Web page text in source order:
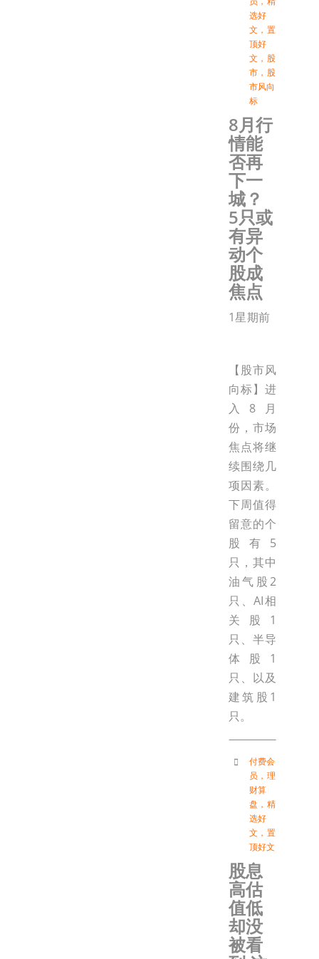
选好
文 ， 置
顶好
文 ， 股
市 ， 股
市风向
标
8月行
情能
否再
下一
城？
5只或
有异
动个
股成
焦点
1星期前
【股市风
向标】进
入8月
份，市场
焦点将继
续围绕几
项因素。
下周值得
留意的个
股有5
只，其中
油气股2
只、AI相
关股1
只、半导
体股1
只、以及
建筑股1
只。
付费会
员 ， 理
财算
盘 ， 精
选好
文 ， 置
顶好文
股息
高估
值低
却没
被看